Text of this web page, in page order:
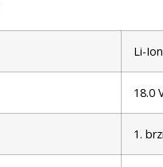
Li-Ion
18.0
1.